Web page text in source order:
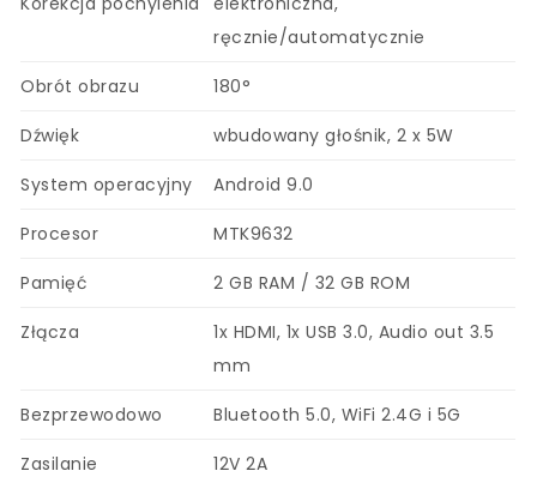
ręcznie/automatycznie
Obrót obrazu 180°
Dźwięk wbudowany głośnik, 2 x 5W
System operacyjny Android 9.0
Procesor MTK9632
Pamięć 2 GB RAM / 32 GB ROM
Złącza
1x HDMI, 1x USB 3.0, Audio out 3.5
mm
Bezprzewodowo Bluetooth 5.0, WiFi 2.4G i 5G
Zasilanie 12V 2A